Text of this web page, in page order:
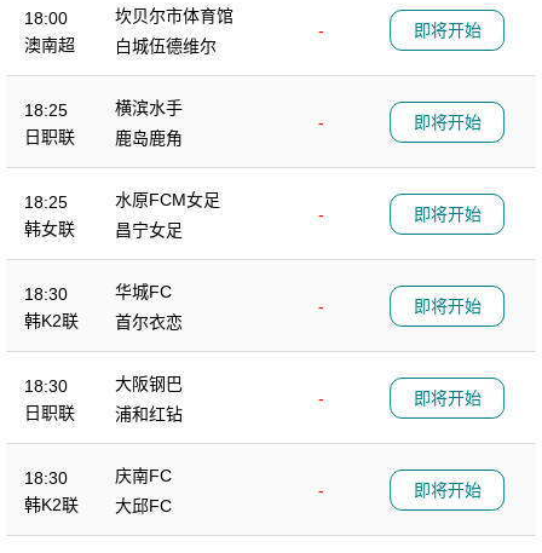
18:00
澳南超
坎贝尔市体育馆
-
白城伍德维尔
即将开始
18:25
日职联
横滨水手
-
鹿岛鹿角
即将开始
18:25
韩女联
水原FCM女足
-
昌宁女足
即将开始
18:30
韩K2联
华城FC
-
首尔衣恋
即将开始
18:30
日职联
大阪钢巴
-
浦和红钻
即将开始
18:30
韩K2联
庆南FC
-
大邱FC
即将开始